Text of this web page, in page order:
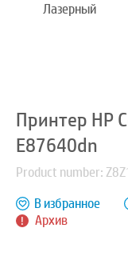
Лазерный
Принтер HP
E87640dn
Product number:
Архив
В избранное